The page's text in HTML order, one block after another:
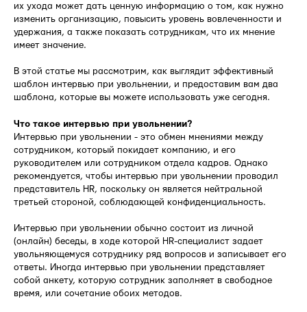
их ухода может дать ценную информацию о том, как нужно
изменить организацию, повысить уровень вовлеченности и
удержания, а также показать сотрудникам, что их мнение
имеет значение.
В этой статье мы рассмотрим, как выглядит эффективный
шаблон интервью при увольнении, и предоставим вам два
шаблона, которые вы можете использовать уже сегодня.
Что такое интервью при увольнении?
Интервью при увольнении - это обмен мнениями между
сотрудником, который покидает компанию, и его
руководителем или сотрудником отдела кадров. Однако
рекомендуется, чтобы интервью при увольнении проводил
представитель HR, поскольку он является нейтральной
третьей стороной, соблюдающей конфиденциальность.
Интервью при увольнении обычно состоит из личной
(онлайн) беседы, в ходе которой HR-специалист задает
увольняющемуся сотруднику ряд вопросов и записывает его
ответы. Иногда интервью при увольнении представляет
собой анкету, которую сотрудник заполняет в свободное
время, или сочетание обоих методов.